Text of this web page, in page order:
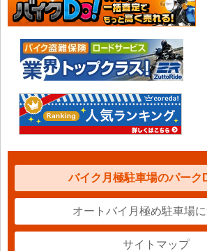
バイク月極駐車場のパーク
オートバイ月極め駐車場
サイトマップ